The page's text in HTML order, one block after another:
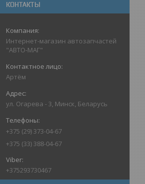
КОНТАКТЫ
Интернет-магазин автозапчастей
"АВТО-МАГ"
Артём
ул. Огарева - 3, Минск, Беларусь
+375 (29) 373-04-67
+375 (33) 388-04-67
+375293730467